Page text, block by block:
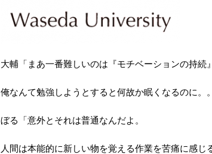
大輔「まあ一番難しいのは『モチベーションの持続
俺なんて勉強しようとすると何故か眠くなるのに。
ぼる「意外とそれは普通なんだよ。
人間は本能的に新しい物を覚える作業を苦痛に感じ